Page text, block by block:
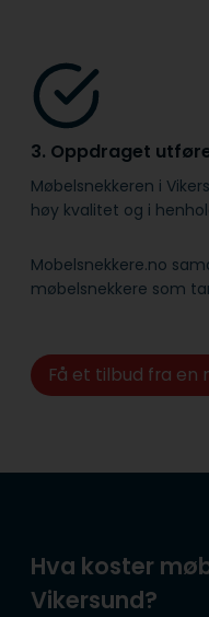
3. Oppdraget
Møbelsnekkeren i
høy kvalitet og i
Mobelsnekkere.no
møbelsnekkere som
Få et tilbud fra en
Hva koster
Vikersund?